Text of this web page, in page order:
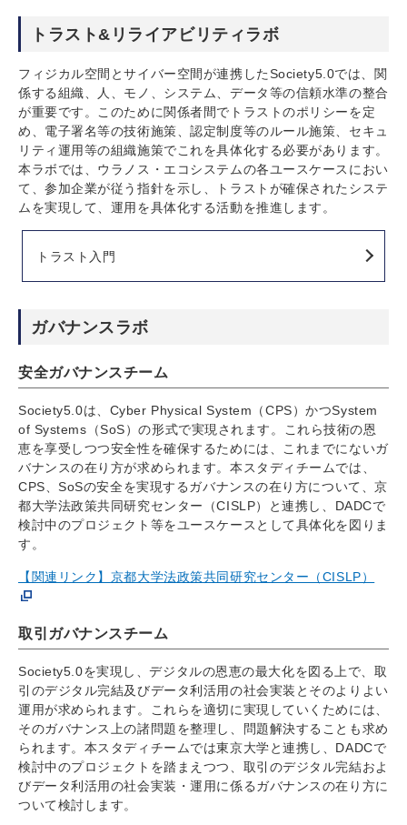
トラスト&リライアビリティラボ
フィジカル空間とサイバー空間が連携したSociety5.0では、関
係する組織、人、モノ、システム、データ等の信頼水準の整合
が重要です。このために関係者間でトラストのポリシーを定
め、電子署名等の技術施策、認定制度等のルール施策、セキュ
リティ運用等の組織施策でこれを具体化する必要があります。
本ラボでは、ウラノス・エコシステムの各ユースケースにおい
て、参加企業が従う指針を示し、トラストが確保されたシステ
ムを実現して、運用を具体化する活動を推進します。
トラスト入門
ガバナンスラボ
安全ガバナンスチーム
Society5.0は、Cyber Physical System（CPS）かつSystem
of Systems（SoS）の形式で実現されます。これら技術の恩
恵を享受しつつ安全性を確保するためには、これまでにないガ
バナンスの在り方が求められます。本スタディチームでは、
CPS、SoSの安全を実現するガバナンスの在り方について、京
都大学法政策共同研究センター（CISLP）と連携し、DADCで
検討中のプロジェクト等をユースケースとして具体化を図りま
す。
【関連リンク】京都大学法政策共同研究センター（CISLP）
取引ガバナンスチーム
Society5.0を実現し、デジタルの恩恵の最大化を図る上で、取
引のデジタル完結及びデータ利活用の社会実装とそのよりよい
運用が求められます。これらを適切に実現していくためには、
そのガバナンス上の諸問題を整理し、問題解決することも求め
られます。本スタディチームでは東京大学と連携し、DADCで
検討中のプロジェクトを踏まえつつ、取引のデジタル完結およ
びデータ利活用の社会実装・運用に係るガバナンスの在り方に
ついて検討します。